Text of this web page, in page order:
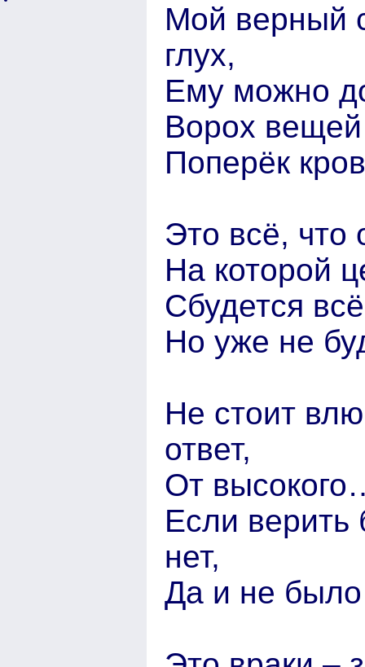
Мой верный
глух,
Ему можно
Ворох вещей
Поперёк
Это всё, что
На которой
Сбудется
Но уже не
Не стоит
ответ,
От
Если
нет,
Да и не